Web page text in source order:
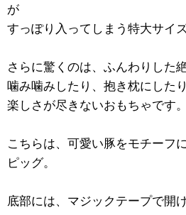
が
すっぽり入ってしまう特大サイズ
さらに驚くのは、ふんわりした
噛み噛みしたり、抱き枕にした
楽しさが尽きないおもちゃです。
こちらは、可愛い豚をモチーフ
ピッグ。
底部には、マジックテープで開